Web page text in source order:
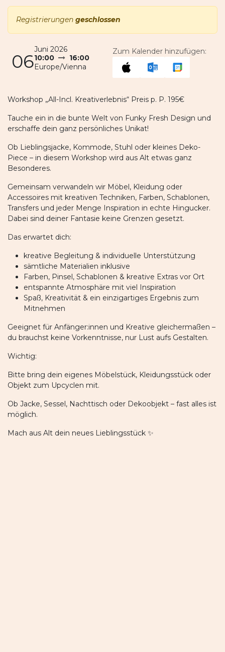
Registrierungen geschlossen
06
Juni 2026
10:00
16:00
Europe/Vienna
Zum Kalender hinzufügen:
Workshop „All-Incl. Kreativerlebnis“ Preis p. P. 195€
Tauche ein in die bunte Welt von Funky Fresh Design und
erschaffe dein ganz persönliches Unikat!
Ob Lieblingsjacke, Kommode, Stuhl oder kleines Deko-
Piece – in diesem Workshop wird aus Alt etwas ganz
Besonderes.
Gemeinsam verwandeln wir Möbel, Kleidung oder
Accessoires mit kreativen Techniken, Farben, Schablonen,
Transfers und jeder Menge Inspiration in echte Hingucker.
Dabei sind deiner Fantasie keine Grenzen gesetzt.
Das erwartet dich:
kreative Begleitung & individuelle Unterstützung
sämtliche Materialien inklusive
Farben, Pinsel, Schablonen & kreative Extras vor Ort
entspannte Atmosphäre mit viel Inspiration
Spaß, Kreativität & ein einzigartiges Ergebnis zum
Mitnehmen
Geeignet für Anfänger:innen und Kreative gleichermaßen –
du brauchst keine Vorkenntnisse, nur Lust aufs Gestalten.
Wichtig:
Bitte bring dein eigenes Möbelstück, Kleidungsstück oder
Objekt zum Upcyclen mit.
Ob Jacke, Sessel, Nachttisch oder Dekoobjekt – fast alles ist
möglich.
Mach aus Alt dein neues Lieblingsstück ✨